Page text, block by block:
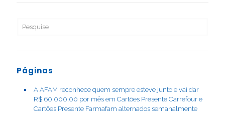
Páginas
A AFAM reconhece quem sempre esteve junto e vai dar
R$ 60.000,00 por mês em Cartões Presente Carrefour e
Cartões Presente Farmafam alternados semanalmente